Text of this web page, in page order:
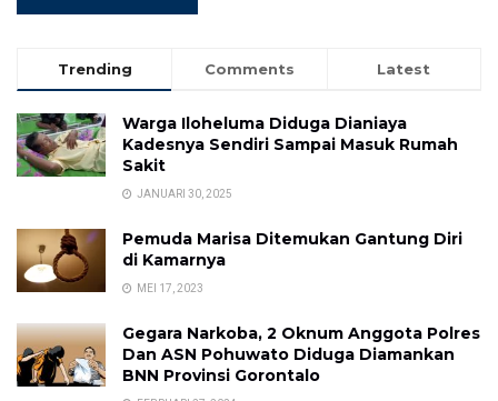
Trending Comments Latest
Warga Iloheluma Diduga Dianiaya
Kadesnya Sendiri Sampai Masuk Rumah
Sakit
JANUARI 30, 2025
Pemuda Marisa Ditemukan Gantung Diri
di Kamarnya
MEI 17, 2023
Gegara Narkoba, 2 Oknum Anggota Polres
Dan ASN Pohuwato Diduga Diamankan
BNN Provinsi Gorontalo